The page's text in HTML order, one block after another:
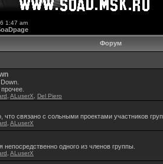
1:47 am
Форум
ALuserX Del Piero
что связано с сольными проектами участников
ALuserX
одного из членов группы.
ALuserX